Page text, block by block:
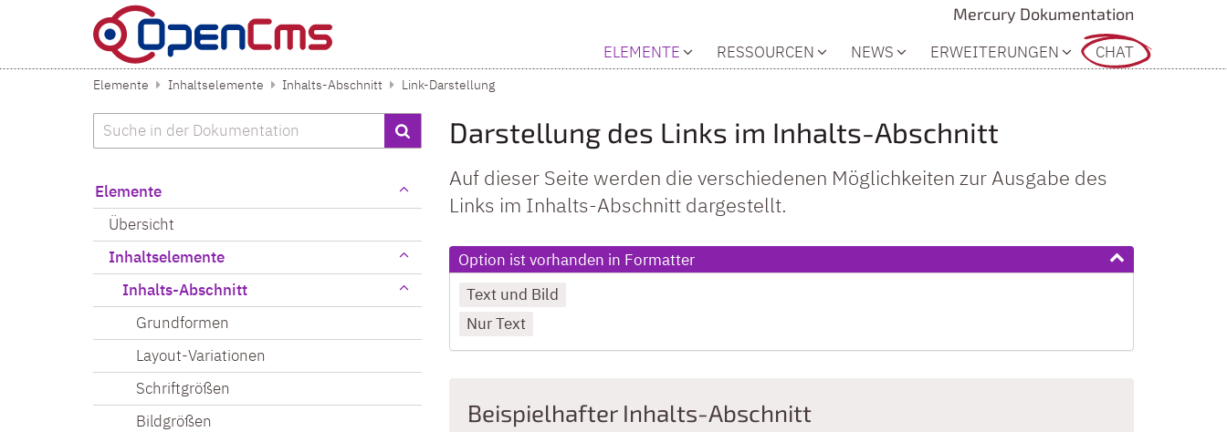
Zum Inhalt springen
Mercury Dokumentation
ELEMENTE
RESSOURCEN NEWS ERWEITERUNGEN CHAT
Elemente Inhaltselemente Inhalts-Abschnitt Link-Darstellung
Darstellung des Links im Inhalts-Abschnitt
Auf dieser Seite werden die verschiedenen Möglichkeiten zur Ausgabe des
Links im Inhalts-Abschnitt dargestellt.
Option ist vorhanden in Formatter
Text und Bild
Nur Text
Beispielhafter Inhalts-Abschnitt
Suche
Elemente
Übersicht
Inhaltselemente
Inhalts-Abschnitt
Grundformen
Layout-Variationen
Schriftgrößen
Bildgrößen